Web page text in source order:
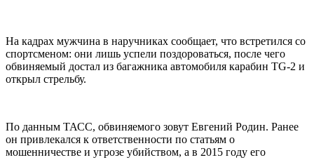
На кадрах мужчина в наручниках сообщает, что встретился со
спортсменом: они лишь успели поздороваться, после чего
обвиняемый достал из багажника автомобиля карабин TG-2 и
открыл стрельбу.
По данным ТАСС, обвиняемого зовут Евгений Родин. Ранее
он привлекался к ответственности по статьям о
мошенничестве и угрозе убийством, а в 2015 году его